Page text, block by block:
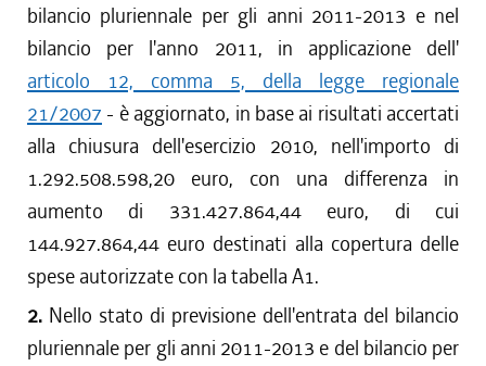
dal 07/01/2013 al 10/04/2013
dal 29/12/2012 al 06/01/2013
dal 18/10/2012 al 28/12/2012
dal 20/09/2012 al 17/10/2012
dal 28/07/2012 al 19/09/2012
dal 14/06/2012 al 27/07/2012
dal 04/05/2012 al 13/06/2012
dal 01/03/2012 al 03/05/2012
dal 05/01/2012 al 29/02/2012
dal 08/12/2011 al 04/01/2012
dal 25/08/2011 al 07/12/2011
bilancio pluriennale per gli anni 2011-2013 e nel
bilancio per l'anno 2011, in applicazione dell'
articolo 12, comma 5, della legge regionale
21/2007 - è aggiornato, in base ai risultati accertati
alla chiusura dell'esercizio 2010, nell'importo di
1.292.508.598,20 euro, con una differenza in
aumento di 331.427.864,44 euro, di cui
144.927.864,44 euro destinati alla copertura delle
spese autorizzate con la tabella A1.
2. Nello stato di previsione dell'entrata del bilancio
pluriennale per gli anni 2011-2013 e del bilancio per